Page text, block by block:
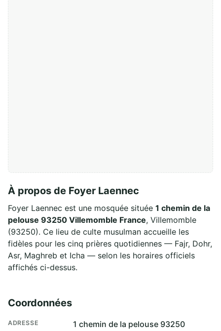
À propos de Foyer Laennec
Foyer Laennec est une mosquée située 1 chemin de la
pelouse 93250 Villemomble France, Villemomble
(93250). Ce lieu de culte musulman accueille les
fidèles pour les cinq prières quotidiennes — Fajr, Dohr,
Asr, Maghreb et Icha — selon les horaires officiels
affichés ci-dessus.
Coordonnées
ADRESSE
1 chemin de la pelouse 93250